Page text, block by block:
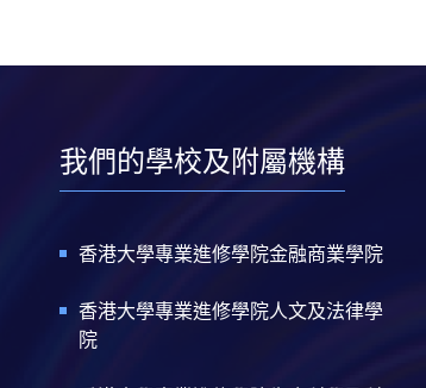
我們的學校及附屬機構
香港大學專業進修學院金融商業學院
香港大學專業進修學院人文及法律學
院